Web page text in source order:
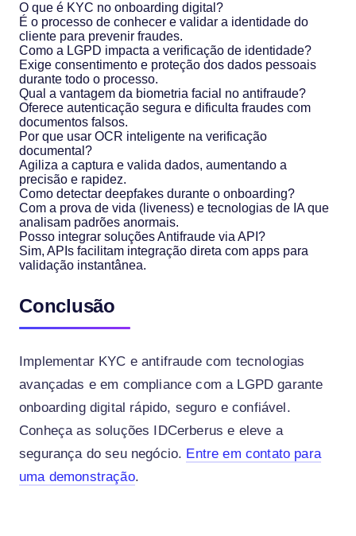
O que é KYC no onboarding digital?
É o processo de conhecer e validar a identidade do
cliente para prevenir fraudes.
Como a LGPD impacta a verificação de identidade?
Exige consentimento e proteção dos dados pessoais
durante todo o processo.
Qual a vantagem da biometria facial no antifraude?
Oferece autenticação segura e dificulta fraudes com
documentos falsos.
Por que usar OCR inteligente na verificação
documental?
Agiliza a captura e valida dados, aumentando a
precisão e rapidez.
Como detectar deepfakes durante o onboarding?
Com a prova de vida (liveness) e tecnologias de IA que
analisam padrões anormais.
Posso integrar soluções Antifraude via API?
Sim, APIs facilitam integração direta com apps para
validação instantânea.
Conclusão
Implementar KYC e antifraude com tecnologias
avançadas e em compliance com a LGPD garante
onboarding digital rápido, seguro e confiável.
Conheça as soluções IDCerberus e eleve a
segurança do seu negócio. Entre em contato para
uma demonstração.